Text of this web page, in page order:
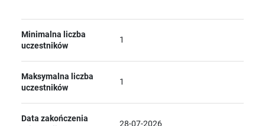
Minimalna liczba
uczestników
1
Maksymalna liczba
uczestników
1
Data zakończenia
28-07-2026